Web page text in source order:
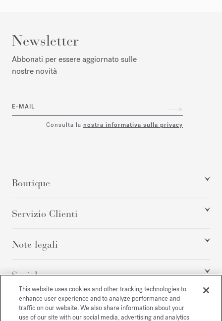
Newsletter
Abbonati per essere aggiornato sulle
nostre novità
E-MAIL
Consulta la nostra informativa sulla privacy
Boutique
Servizio Clienti
Note legali
Social
Tutti i diritti riservati
This website uses cookies and other tracking technologies to
enhance user experience and to analyze performance and
traffic on our website. We also share information about your
use of our site with our social media, advertising and analytics